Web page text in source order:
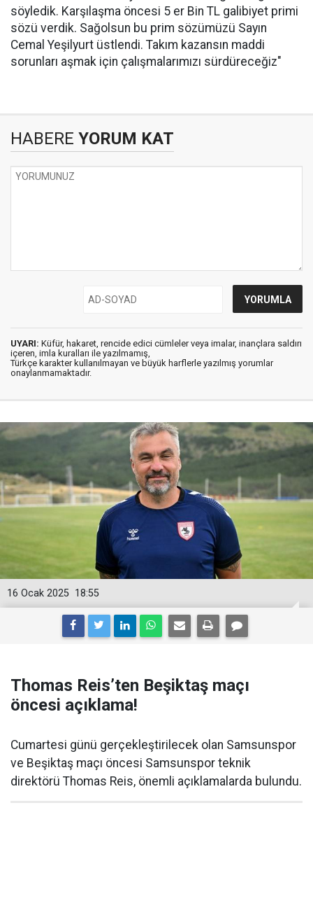
söyledik. Karşılaşma öncesi 5 er Bin TL galibiyet primi
sözü verdik. Sağolsun bu prim sözümüzü Sayın
Cemal Yeşilyurt üstlendi. Takım kazansın maddi
sorunları aşmak için çalışmalarımızı sürdüreceğiz"
HABERE YORUM KAT
UYARI: Küfür, hakaret, rencide edici cümleler veya imalar, inançlara saldırı
içeren, imla kuralları ile yazılmamış,
Türkçe karakter kullanılmayan ve büyük harflerle yazılmış yorumlar
onaylanmamaktadır.
18:55
16 Ocak 2025
Thomas Reis’ten Beşiktaş maçı
öncesi açıklama!
Cumartesi günü gerçekleştirilecek olan Samsunspor
ve Beşiktaş maçı öncesi Samsunspor teknik
direktörü Thomas Reis, önemli açıklamalarda bulundu.